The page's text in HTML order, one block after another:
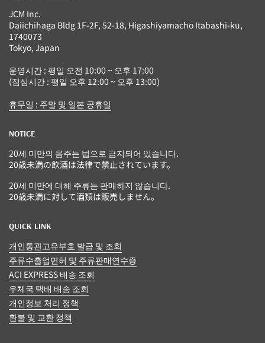
JCM Inc.
Daiichihaga Bldg 1F-2F, 52-18, Higashiyamacho Itabashi-ku,
1740073
Tokyo, Japan
운영시간 : 평일 오전 10:00 ~ 오후 17:00
(점심시간 : 평일 오후 12:00 ~ 오후 13:00)
휴무일 : 주말 및 일본 공휴일
NOTICE
20세 미만의 음주는 법으로 금지되어 있습니다.
20歳未満の飲酒は法律で禁止されています。
20세 미만에 대해 주류는 판매하지 않습니다.
20歳未満に対して酒類は販売しません。
QUICK LINK
개인통관고유부호 발급 및 조회
주류수출업면허 및 주류판매연수증
ACI EXPRESS 배송 조회
우체국 택배 배송 조회
개인정보 처리 정책
환불 및 교환 정책